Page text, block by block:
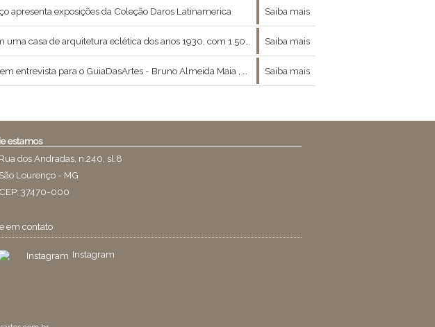
apresenta exposições da Coleção Daros Latinamerica Saiba mais
com 1.500 m², abriga sete ateliês, cinco espaços expositivos e a coleção particular de Fabio Szwarcwald, além de um auditório e a redação da revista Santart. Saiba mais
Almeida Maia , ministrante do curso Constelações Visionárias , a relação entre moda , arte e filosofia nos concedeu a ótima entrevista que se segue : Saiba mais
estamos
Rua dos Andradas, n.240, sl.8
São Lourenço - MG
CEP: 37470-000
em contato
Instagram